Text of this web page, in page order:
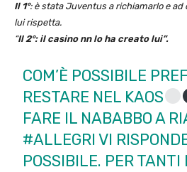
Il 1°: è stata Juventus a richiamarlo e
lui rispetta.
“Il 2°: il casino nn lo ha creato lui”.
COM’È POSSIBILE
RESTARE NEL KAOS
FARE IL NABABBO A
#ALLEGRIVI
POSSIBILE. PER